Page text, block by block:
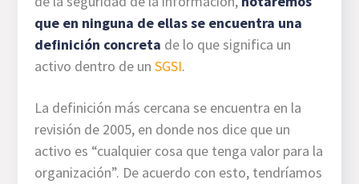
que en ninguna de ellas se encuentra una
definición concreta de lo que significa un
activo dentro de un SGSI.
La definición más cercana se encuentra en la
revisión de 2005, en donde nos dice que un
activo es “cualquier cosa que tenga valor para la
organización”. De acuerdo con esto, tendríamos